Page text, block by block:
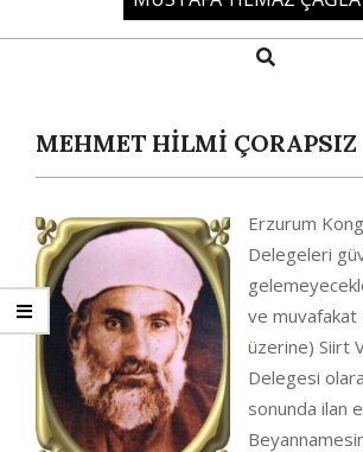
Search
MEHMET HİLMİ ÇORAPSIZ
Erzurum
Delegeleri
ve
üzerine) Siirt
Delegesi
sonunda ilan